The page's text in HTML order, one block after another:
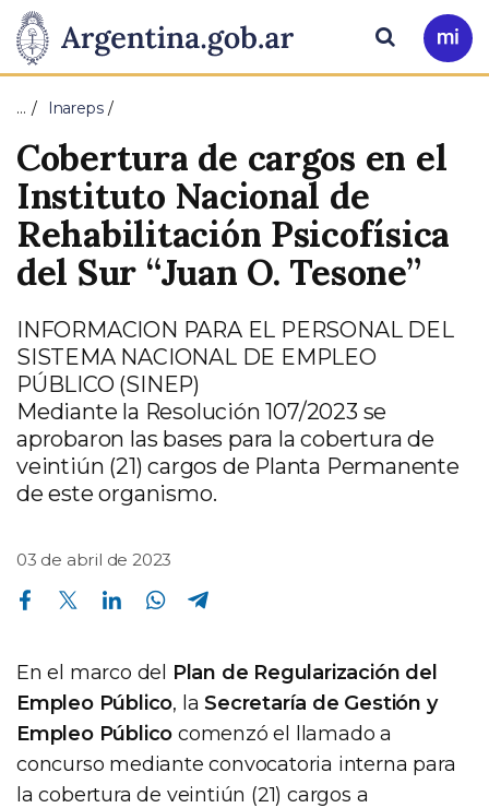
Presidencia
de
la
Nación
Pasar al contenido principal
Ir
a
Buscar
… Inareps
Cobertura de cargos en el
Instituto Nacional de
Rehabilitación Psicofísica
del Sur “Juan O. Tesone”
INFORMACION PARA EL PERSONAL DEL
SISTEMA NACIONAL DE EMPLEO
PÚBLICO (SINEP)
Mediante la Resolución 107/2023 se
aprobaron las bases para la cobertura de
veintiún (21) cargos de Planta Permanente
de este organismo.
03 de abril de 2023
Compartir en Facebook Compartir en Twitter Compartir en Linkedin Compartir en Whatsapp
En el marco del Plan de Regularización del
Empleo Público, laSecretaría de Gestión y
Empleo Público comenzó el llamado a
concurso mediante convocatoria interna para
la cobertura de veintiún (21) cargos a